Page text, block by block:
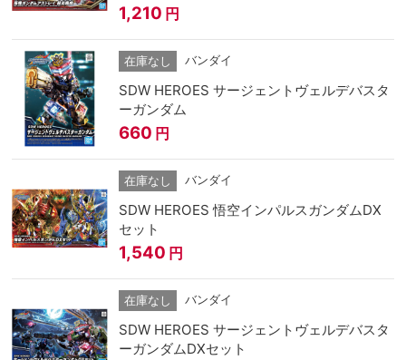
1,210 円
在庫なし バンダイ
SDW HEROES サージェントヴェルデバスタ
ーガンダム
660 円
在庫なし バンダイ
SDW HEROES 悟空インパルスガンダムDX
セット
1,540 円
在庫なし バンダイ
SDW HEROES サージェントヴェルデバスタ
ーガンダムDXセット